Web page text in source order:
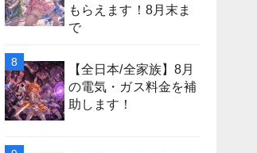
もらえます！8月末ま
で
【全日本/全家族】8月
の電気・ガス料金を補
助します！